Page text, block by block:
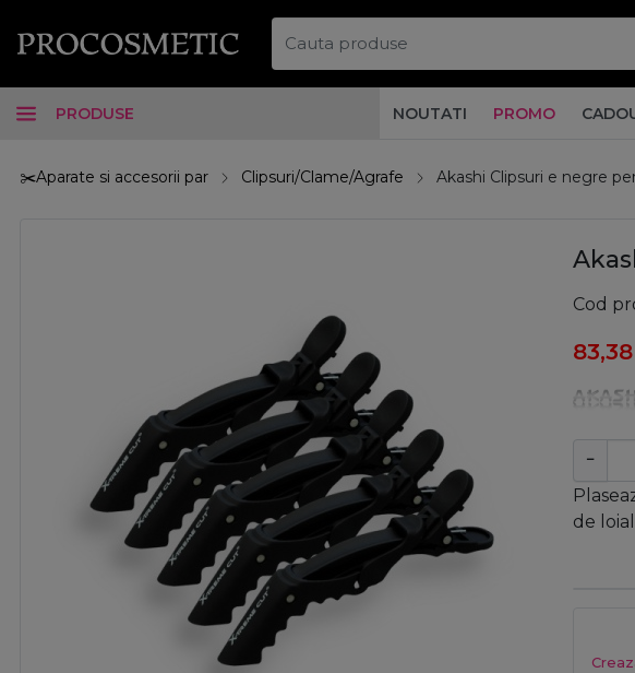
PRODUSE NOUTATI PROMO
✂️Aparate si accesorii par Clipsuri/Clame/Agrafe Akashi Clipsuri e negre
Cod
83,38
−
de